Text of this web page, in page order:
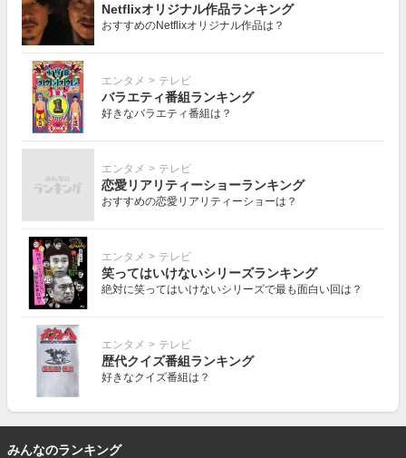
Netflixオリジナル作品ランキング
おすすめのNetflixオリジナル作品は？
エンタメ > テレビ
バラエティ番組ランキング
好きなバラエティ番組は？
エンタメ > テレビ
恋愛リアリティーショーランキング
おすすめの恋愛リアリティーショーは？
エンタメ > テレビ
笑ってはいけないシリーズランキング
絶対に笑ってはいけないシリーズで最も面白い回は？
エンタメ > テレビ
歴代クイズ番組ランキング
好きなクイズ番組は？
みんなのランキング